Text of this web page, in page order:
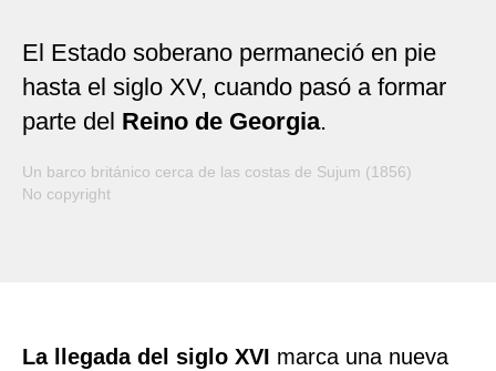
El Estado soberano permaneció en pie
hasta el siglo XV, cuando pasó a formar
parte del Reino de Georgia.
Un barco británico cerca de las costas de Sujum (1856)
No copyright
La llegada del siglo XVI marca una nueva